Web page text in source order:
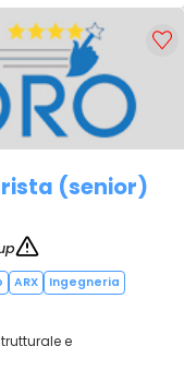
(senior)
ARX
Ingegneria
e